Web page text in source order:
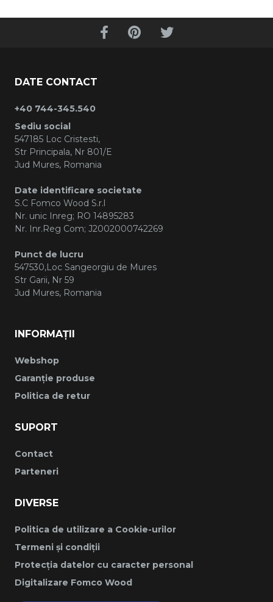
DATE CONTACT
+40 744-345.540
Sediu social
547185 Loc Cristesti,
Str Principala, Nr 801/E
Jud Mures, Romania
Date identificare societate
S.C Fomco Wood S.r.l
Nr. unic Inreg; RO 14895283
Nr. Inr.Reg Com; J2002000742269
Punct de lucru
547530,Loc Sangeorgiu de Mures
Str Garii, Nr 59
Jud Mures, Romania
INFORMAȚII
Webshop
Garanție produse
Politica de retur
SUPORT
Contact
Parteneri
DIVERSE
Politica de utilizare a Cookie-urilor
Termeni și condiții
Protecția datelor cu caracter personal
Digitalizare Fomco Wood